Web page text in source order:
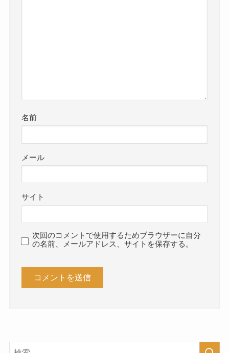
名前
メール
サイト
次回のコメントで使用するためブラウザーに自分
の名前、メールアドレス、サイトを保存する。